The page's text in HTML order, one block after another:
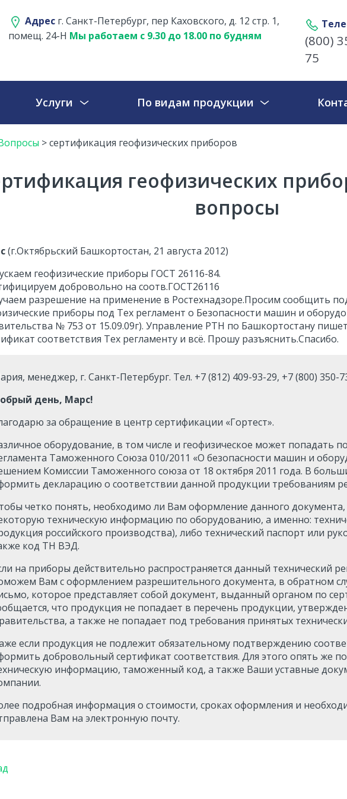
Адрес г. Санкт-Петербург, пер Каховского, д. 12 стр. 1,
помещ. 24-Н Мы работаем с 9.30 до 18.00 по будням
(800)
75
Услуги По видам продукции
>сертификация геофизических приборов
геофизических
вопросы
(г.Октябрьский Башкортостан, 21 августа 2012)
геофизические приборы ГОСТ 26116-84.
добровольно на соотв.ГОСТ26116
разрешение на применение в Ростехнадзоре.Просим сообщить
приборы под Тех регламент о Безопасности машин и
№ 753 от 15.09.09г). Управление РТН по Башкортостану
соответствия Тех регламенту и всё. Прошу разъяснить.Спасибо.
менеджер, г. Санкт-Петербург. Тел. +7 (812) 409-93-29, +7 (800) 350-
день, Марс!
за обращение в центр сертификации «Гортест».
оборудование, в том числе и геофизическое может попадать
Таможенного Союза 010/2011 «О безопасности машин и
Комиссии Таможенного союза от 18 октября 2011 года. В
декларацию о соответствии данной продукции требованиям
четко понять, необходимо ли Вам оформление данного
техническую информацию по оборудованию, а именно:
российского производства), либо технический паспорт или
код ТН ВЭД.
на приборы действительно распространяется данный технический
Вам с оформлением разрешительного документа, в обратном
которое представляет собой документ, выданный органом по
что продукция не попадает в перечень продукции,
а также не попадает под требования принятых
если продукция не подлежит обязательному подтверждению
добровольный сертификат соответствия. Для этого опять же
информацию, таможенный код, а также Ваши уставные
подробная информация о стоимости, сроках оформления и
Вам на электронную почту.